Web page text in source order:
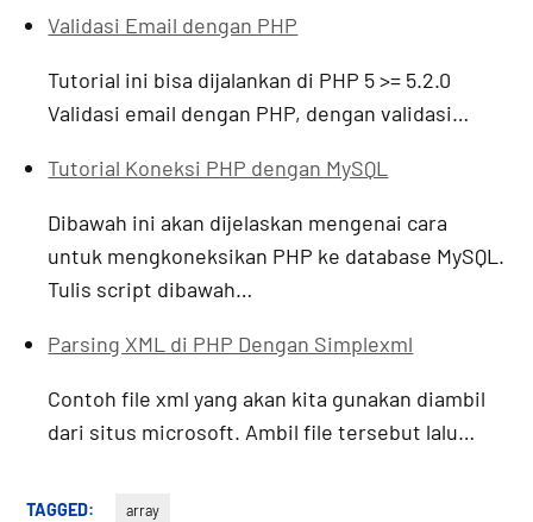
Validasi Email dengan PHP
Tutorial ini bisa dijalankan di PHP 5 >= 5.2.0
Validasi email dengan PHP, dengan validasi…
Tutorial Koneksi PHP dengan MySQL
Dibawah ini akan dijelaskan mengenai cara
untuk mengkoneksikan PHP ke database MySQL.
Tulis script dibawah…
Parsing XML di PHP Dengan Simplexml
Contoh file xml yang akan kita gunakan diambil
dari situs microsoft. Ambil file tersebut lalu…
TAGGED: array